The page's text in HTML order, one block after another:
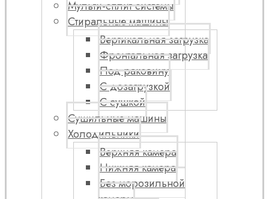
Мульти-сплит системы
Стиральные машины
Вертикальная загрузка
Фронтальная загрузка
Под раковину
С дозагрузкой
С сушкой
Сушильные машины
Холодильники
Верхняя камера
Нижняя камера
Без морозильной